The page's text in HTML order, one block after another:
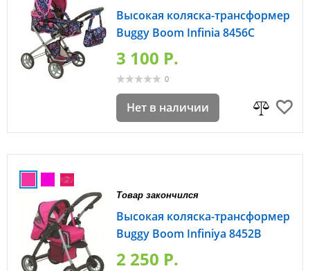
Высокая коляска-трансформер
Buggy Boom Infinia 8456С
3 100 P.
0
Нет в наличии
Товар закончился
Высокая коляска-трансформер
Buggy Boom Infiniya 8452B
2 250 P.